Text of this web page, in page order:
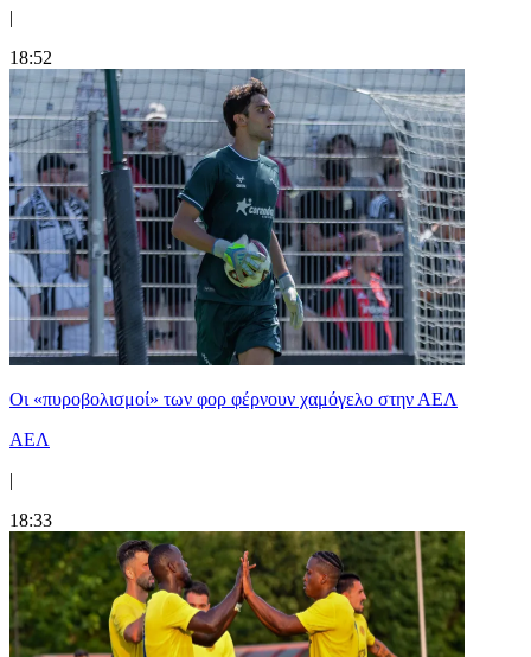
|
18:52
Οι «πυροβολισμοί» των φορ φέρνουν χαμόγελο στην ΑΕΛ
ΑΕΛ
|
18:33